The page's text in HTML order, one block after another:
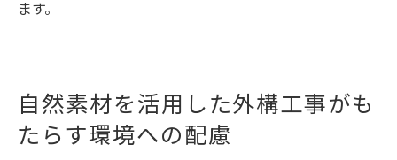
ます。
自然素材を活用した外構工事がも
たらす環境への配慮